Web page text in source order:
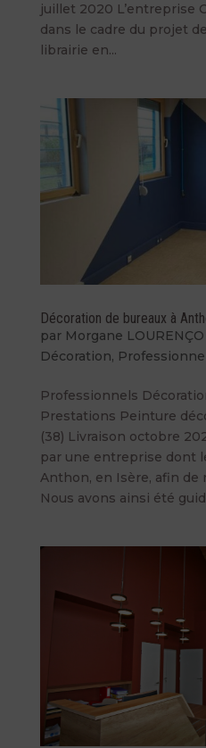
juillet 2020 L’entreprise
dans le cadre du projet
librairie en...
Décoration de bureaux à
par Morgane LOURENÇO
Décoration, Professionnel
Professionnels
Prestations Peinture
(38) Livraison octobre
par une entreprise dont
Anthon, en Isère, afin de
Nous avons ainsi été